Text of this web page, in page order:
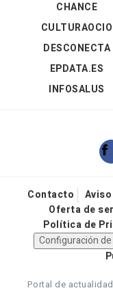
CHANCE
CULTURAOCIO
DESCONECTA
EPDATA.ES
INFOSALUS
Contacto
Oferta de
Política de
Configuración
Portal de